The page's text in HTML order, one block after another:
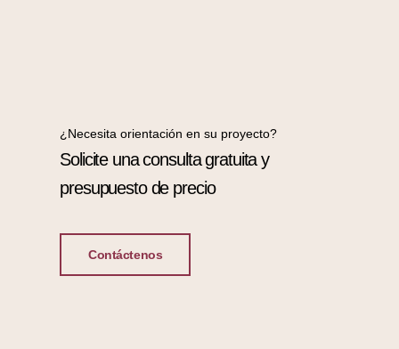
¿Necesita orientación en su proyecto?
Solicite una consulta gratuita y
presupuesto de precio
Contáctenos